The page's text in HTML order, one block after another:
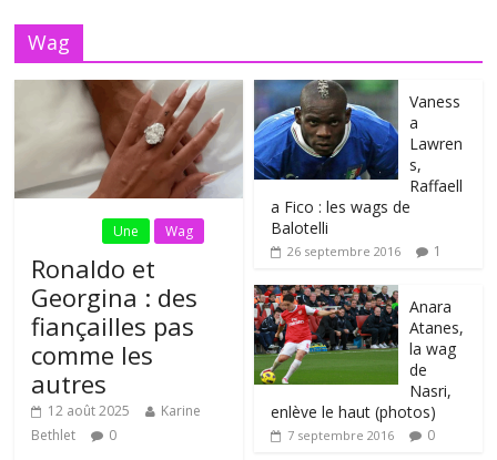
Wag
Une Wag
Ronaldo et
Georgina : des
fiançailles pas
comme les
autres
12 août 2025
Karine
Bethlet
0
Vaness
a
Lawren
s,
Raffaell
a Fico : les wags de
Balotelli
26 septembre 2016 1
Anara
Atanes,
la wag
de
Nasri,
enlève le haut (photos)
7 septembre 2016 0